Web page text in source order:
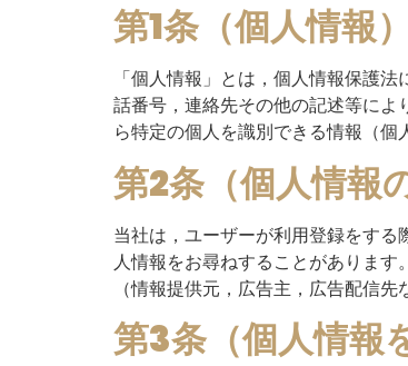
第1条（個人情報）
「個人情報」とは，個人情報保護
話番号，連絡先その他の記述等に
ら特定の個人を識別できる情報（個
第2条（個人情報
当社は，ユーザーが利用登録をす
人情報をお尋ねすることがありま
（情報提供元，広告主，広告配信
第3条（個人情報